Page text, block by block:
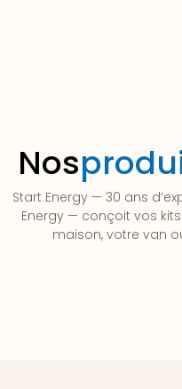
Nos
Start Energy — 30 ans
Energy — conçoit vos
maison, votre van